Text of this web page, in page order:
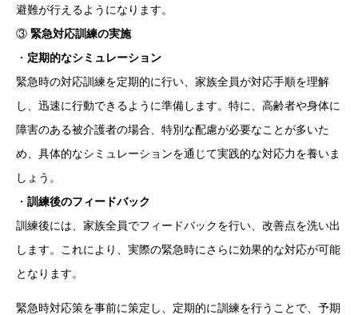
避難が行えるようになります。
③ 緊急対応訓練の実施
・ 定期的なシミュレーション
緊急時の対応訓練を定期的に行い、家族全員が対応手順を理解
し、迅速に行動できるように準備します。特に、高齢者や身体に
障害のある被介護者の場合、特別な配慮が必要なことが多いた
め、具体的なシミュレーションを通じて実践的な対応力を養いま
しょう。
・ 訓練後のフィードバック
訓練後には、家族全員でフィードバックを行い、改善点を洗い出
します。これにより、実際の緊急時にさらに効果的な対応が可能
となります。
緊急時対応策を事前に策定し、定期的に訓練を行うことで、予期